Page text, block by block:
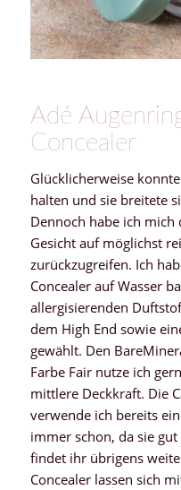
Adé
Concealer
Glücklicherweise
halten und sie breitete
Dennoch habe ich mich
Gesicht auf möglichst
zurückzugreifen. Ich
Concealer auf Wasser
allergisierenden
dem High End sowie
gewählt. Den
Farbe Fair nutze ich
mittlere Deckkraft. Die
verwende ich bereits
immer schon, da sie
findet ihr übrigens
Concealer lassen sich